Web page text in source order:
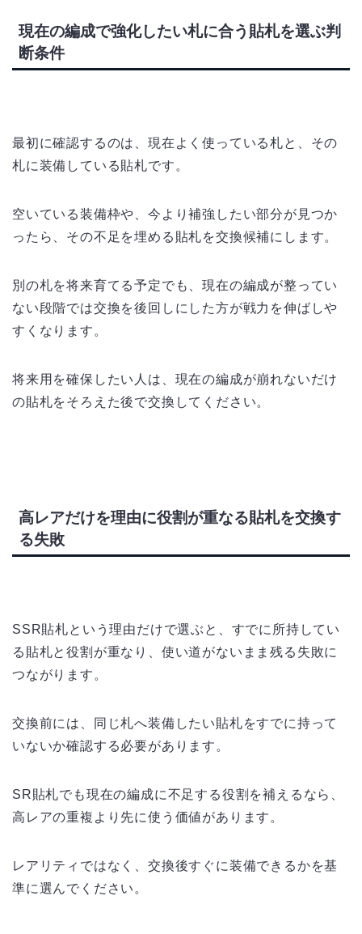
現在の編成で強化したい札に合う貼札を選ぶ判
断条件
最初に確認するのは、現在よく使っている札と、その
札に装備している貼札です。
空いている装備枠や、今より補強したい部分が見つか
ったら、その不足を埋める貼札を交換候補にします。
別の札を将来育てる予定でも、現在の編成が整ってい
ない段階では交換を後回しにした方が戦力を伸ばしや
すくなります。
将来用を確保したい人は、現在の編成が崩れないだけ
の貼札をそろえた後で交換してください。
高レアだけを理由に役割が重なる貼札を交換す
る失敗
SSR貼札という理由だけで選ぶと、すでに所持してい
る貼札と役割が重なり、使い道がないまま残る失敗に
つながります。
交換前には、同じ札へ装備したい貼札をすでに持って
いないか確認する必要があります。
SR貼札でも現在の編成に不足する役割を補えるなら、
高レアの重複より先に使う価値があります。
レアリティではなく、交換後すぐに装備できるかを基
準に選んでください。